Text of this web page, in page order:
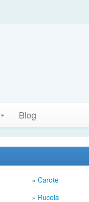
Blog
» Carote
» Rucola